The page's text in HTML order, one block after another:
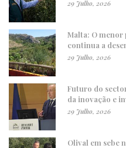
29 Julho, 2026
Malta: O
continua a
29 Julho, 2026
Futuro do
da inovação e
29 Julho, 2026
Olival em sebe